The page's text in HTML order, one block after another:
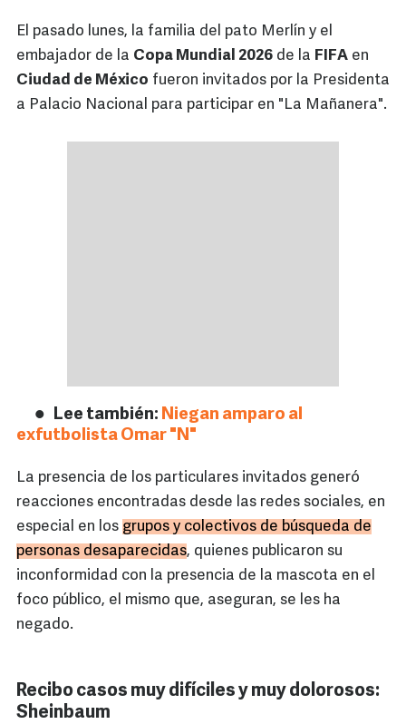
El pasado lunes, la familia del pato Merlín y el
embajador de la Copa Mundial 2026 de la FIFA en
Ciudad de México fueron invitados por la Presidenta
a Palacio Nacional para participar en "La Mañanera".
Lee también: Niegan amparo al
exfutbolista Omar "N"
La presencia de los particulares invitados generó
reacciones encontradas desde las redes sociales, en
especial en los grupos y colectivos de búsqueda de
personas desaparecidas, quienes publicaron su
inconformidad con la presencia de la mascota en el
foco público, el mismo que, aseguran, se les ha
negado.
Recibo casos muy difíciles y muy dolorosos:
Sheinbaum